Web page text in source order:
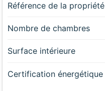
Référence de la propriété
Nombre de chambres
Surface intérieure
Certification énergétique